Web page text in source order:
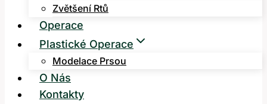
Zvětšení Rtů
Operace
Plastické Operace
Modelace Prsou
O Nás
Kontakty